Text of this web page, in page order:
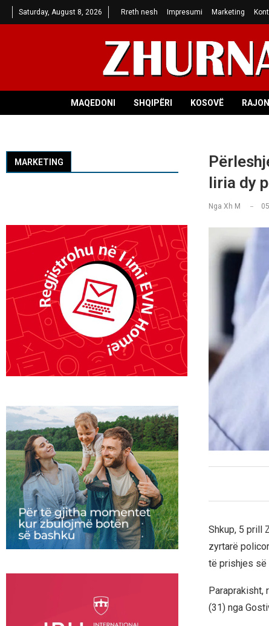
Saturday, August 8, 2026 Rreth nesh Impresumi Marketing
MAQEDONI SHQIPËRI KOSOVË
liria dy
Nga Xh M
Shkup, 5 prill
zyrtarë
të prishjes së
Paraprakisht,
(31) nga
MARKETING